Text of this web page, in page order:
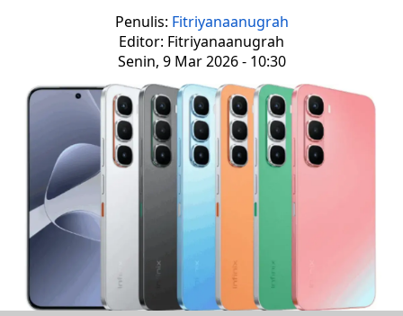
Penulis: Fitriyanaanugrah
Editor: Fitriyanaanugrah
Senin, 9 Mar 2026 - 10:30